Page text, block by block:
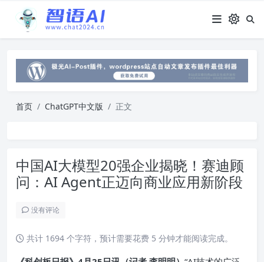
首页 ChatGPT中文版 正文
中国AI大模型20强企业揭晓！赛迪顾
问：AI Agent正迈向商业应用新阶段
没有评论
共计 1694 个字符，预计需要花费 5 分钟才能阅读完成。